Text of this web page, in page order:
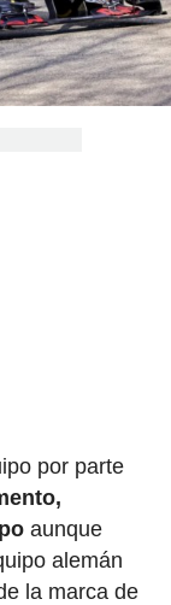
por parte
aunque
alemán
la marca de